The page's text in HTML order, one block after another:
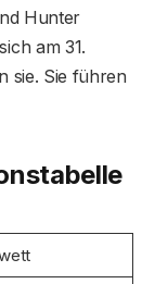
Hunter
am 31.
sie. Sie führen